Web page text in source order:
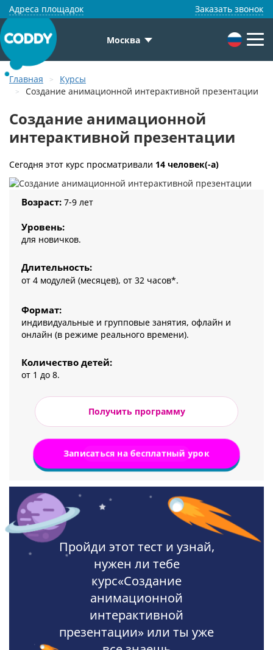
Адреса площадок Заказать звонок
Москва
Главная
Курсы
Создание анимационной интерактивной презентации
Создание анимационной
интерактивной презентации
Сегодня этот курс просматривали 14 человек(-а)
Возраст: 7-9 лет
Уровень:
для новичков.
Длительность:
от 4 модулей (месяцев), от 32 часов*.
Формат:
индивидуальные и групповые занятия, офлайн и
онлайн (в режиме реального времени).
Количество детей:
от 1 до 8.
Получить программу
Записаться на бесплатный урок
Пройди этот тест и узнай,
нужен ли тебе
курс«Создание
анимационной
интерактивной
презентации» или ты уже